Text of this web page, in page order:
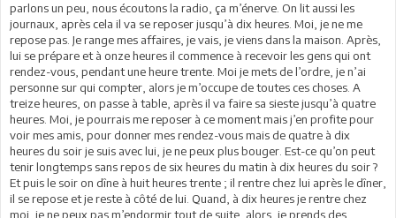
parlons un peu, nous écoutons la radio, ça m’énerve. On lit aussi les
journaux, après cela il va se reposer jusqu’à dix heures. Moi, je ne me
repose pas. Je range mes affaires, je vais, je viens dans la maison. Après,
lui se prépare et à onze heures il commence à recevoir les gens qui ont
rendez-vous, pendant une heure trente. Moi je mets de l’ordre, je n’ai
personne sur qui compter, alors je m’occupe de toutes ces choses. A
treize heures, on passe à table, après il va faire sa sieste jusqu’à quatre
heures. Moi, je pourrais me reposer à ce moment mais j’en profite pour
voir mes amis, pour donner mes rendez-vous mais de quatre à dix
heures du soir je suis avec lui, je ne peux plus bouger. Est-ce qu’on peut
tenir longtemps sans repos de six heures du matin à dix heures du soir ?
Et puis le soir on dîne à huit heures trente ; il rentre chez lui après le dîner,
il se repose et je reste à côté de lui. Quand, à dix heures je rentre chez
moi, je ne peux pas m’endormir tout de suite, alors, je prends des